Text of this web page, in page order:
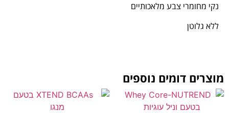
נקי מחומרי צבע מלאכותיים
ללא גלוטן
מוצרים דומים נוספים